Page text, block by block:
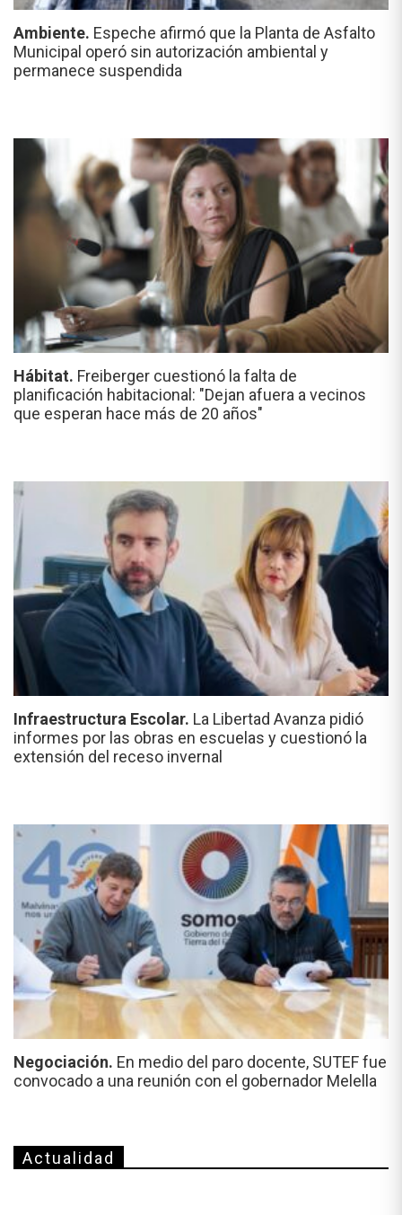
Ambiente. Espeche afirmó que la Planta de Asfalto
Municipal operó sin autorización ambiental y
permanece suspendida
Hábitat. Freiberger cuestionó la falta de
planificación habitacional: "Dejan afuera a vecinos
que esperan hace más de 20 años"
Infraestructura Escolar. La Libertad Avanza pidió
informes por las obras en escuelas y cuestionó la
extensión del receso invernal
Negociación. En medio del paro docente, SUTEF fue
convocado a una reunión con el gobernador Melella
Actualidad